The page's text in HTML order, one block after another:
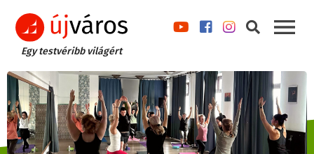
Egy testvéribb világért